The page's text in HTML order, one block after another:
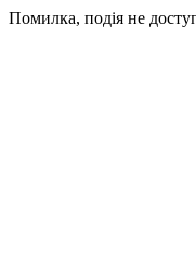
Помилка, подія не